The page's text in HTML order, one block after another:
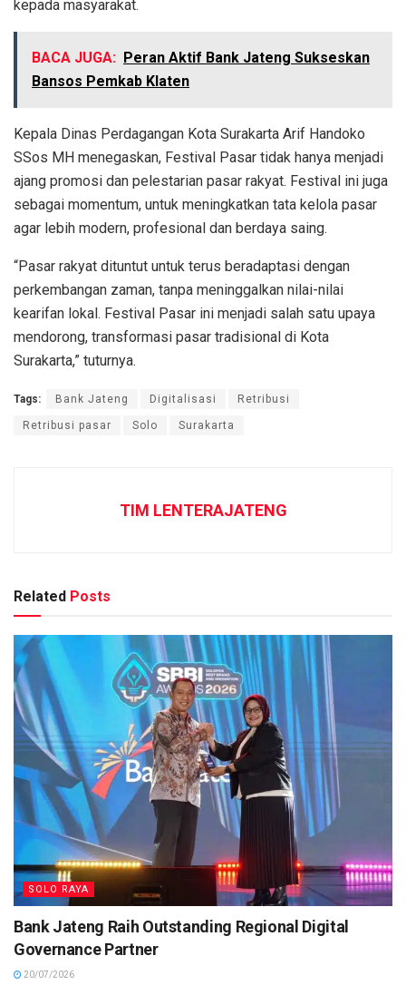
kepada masyarakat.
BACA JUGA: Peran Aktif Bank Jateng Sukseskan
Bansos Pemkab Klaten
Kepala Dinas Perdagangan Kota Surakarta Arif Handoko
SSos MH menegaskan, Festival Pasar tidak hanya menjadi
ajang promosi dan pelestarian pasar rakyat. Festival ini juga
sebagai momentum, untuk meningkatkan tata kelola pasar
agar lebih modern, profesional dan berdaya saing.
“Pasar rakyat dituntut untuk terus beradaptasi dengan
perkembangan zaman, tanpa meninggalkan nilai-nilai
kearifan lokal. Festival Pasar ini menjadi salah satu upaya
mendorong, transformasi pasar tradisional di Kota
Surakarta,” tuturnya.
Tags: Bank Jateng Digitalisasi Retribusi
Retribusi pasar Solo Surakarta
TIM LENTERAJATENG
Related Posts
SOLO RAYA
Bank Jateng Raih Outstanding Regional Digital
Governance Partner
20/07/2026